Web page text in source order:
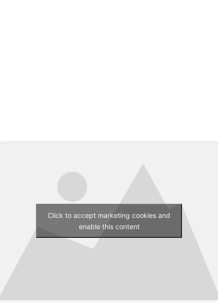
Click to accept marketing cookies and
enable this content